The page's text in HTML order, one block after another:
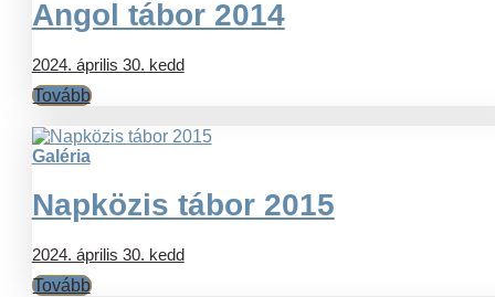
Angol tábor 2014
2024. április 30. kedd
Tovább
Galéria
Napközis tábor 2015
2024. április 30. kedd
Tovább